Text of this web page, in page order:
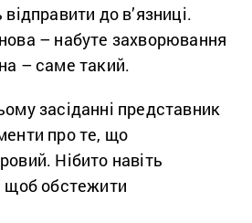
до в’язниці.
– набуте захворювання
– саме такий.
засіданні представник
про те, що
Нібито навіть
щоб обстежити